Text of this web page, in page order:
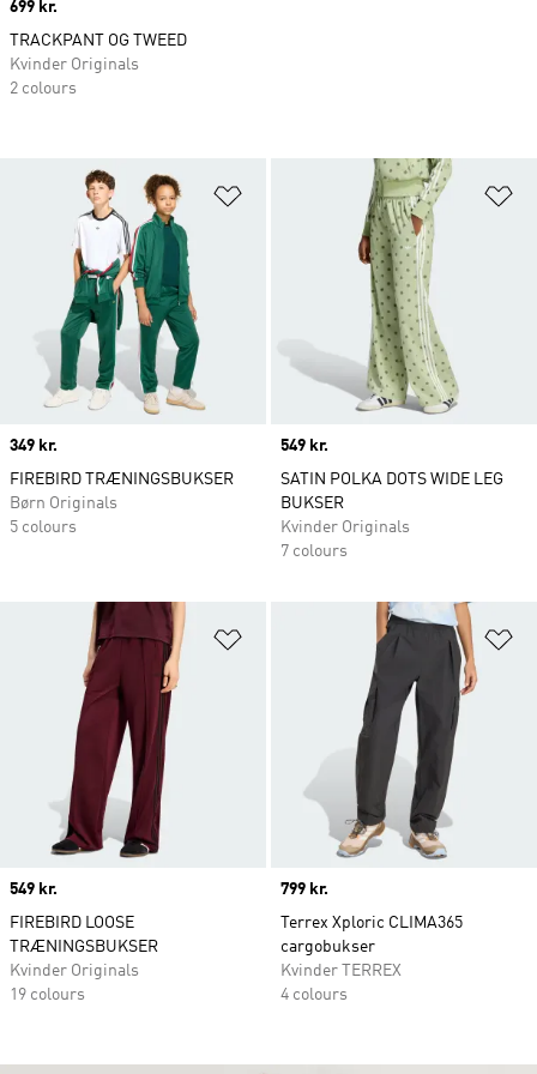
Føj til ønskeliste
Price
349 kr.
FIREBIRD TRÆNINGSBUKSER
Børn Originals
5 colours
Price
549 kr.
SATIN POLKA DOTS WIDE LEG
BUKSER
Kvinder Originals
7 colours
Føj til ønskeliste
Price
549 kr.
FIREBIRD LOOSE
TRÆNINGSBUKSER
Kvinder Originals
19 colours
Price
799 kr.
Terrex Xploric CLIMA365
cargobukser
Kvinder TERREX
4 colours
Price
699 kr.
TRACKPANT OG TWEED
Kvinder Originals
2 colours